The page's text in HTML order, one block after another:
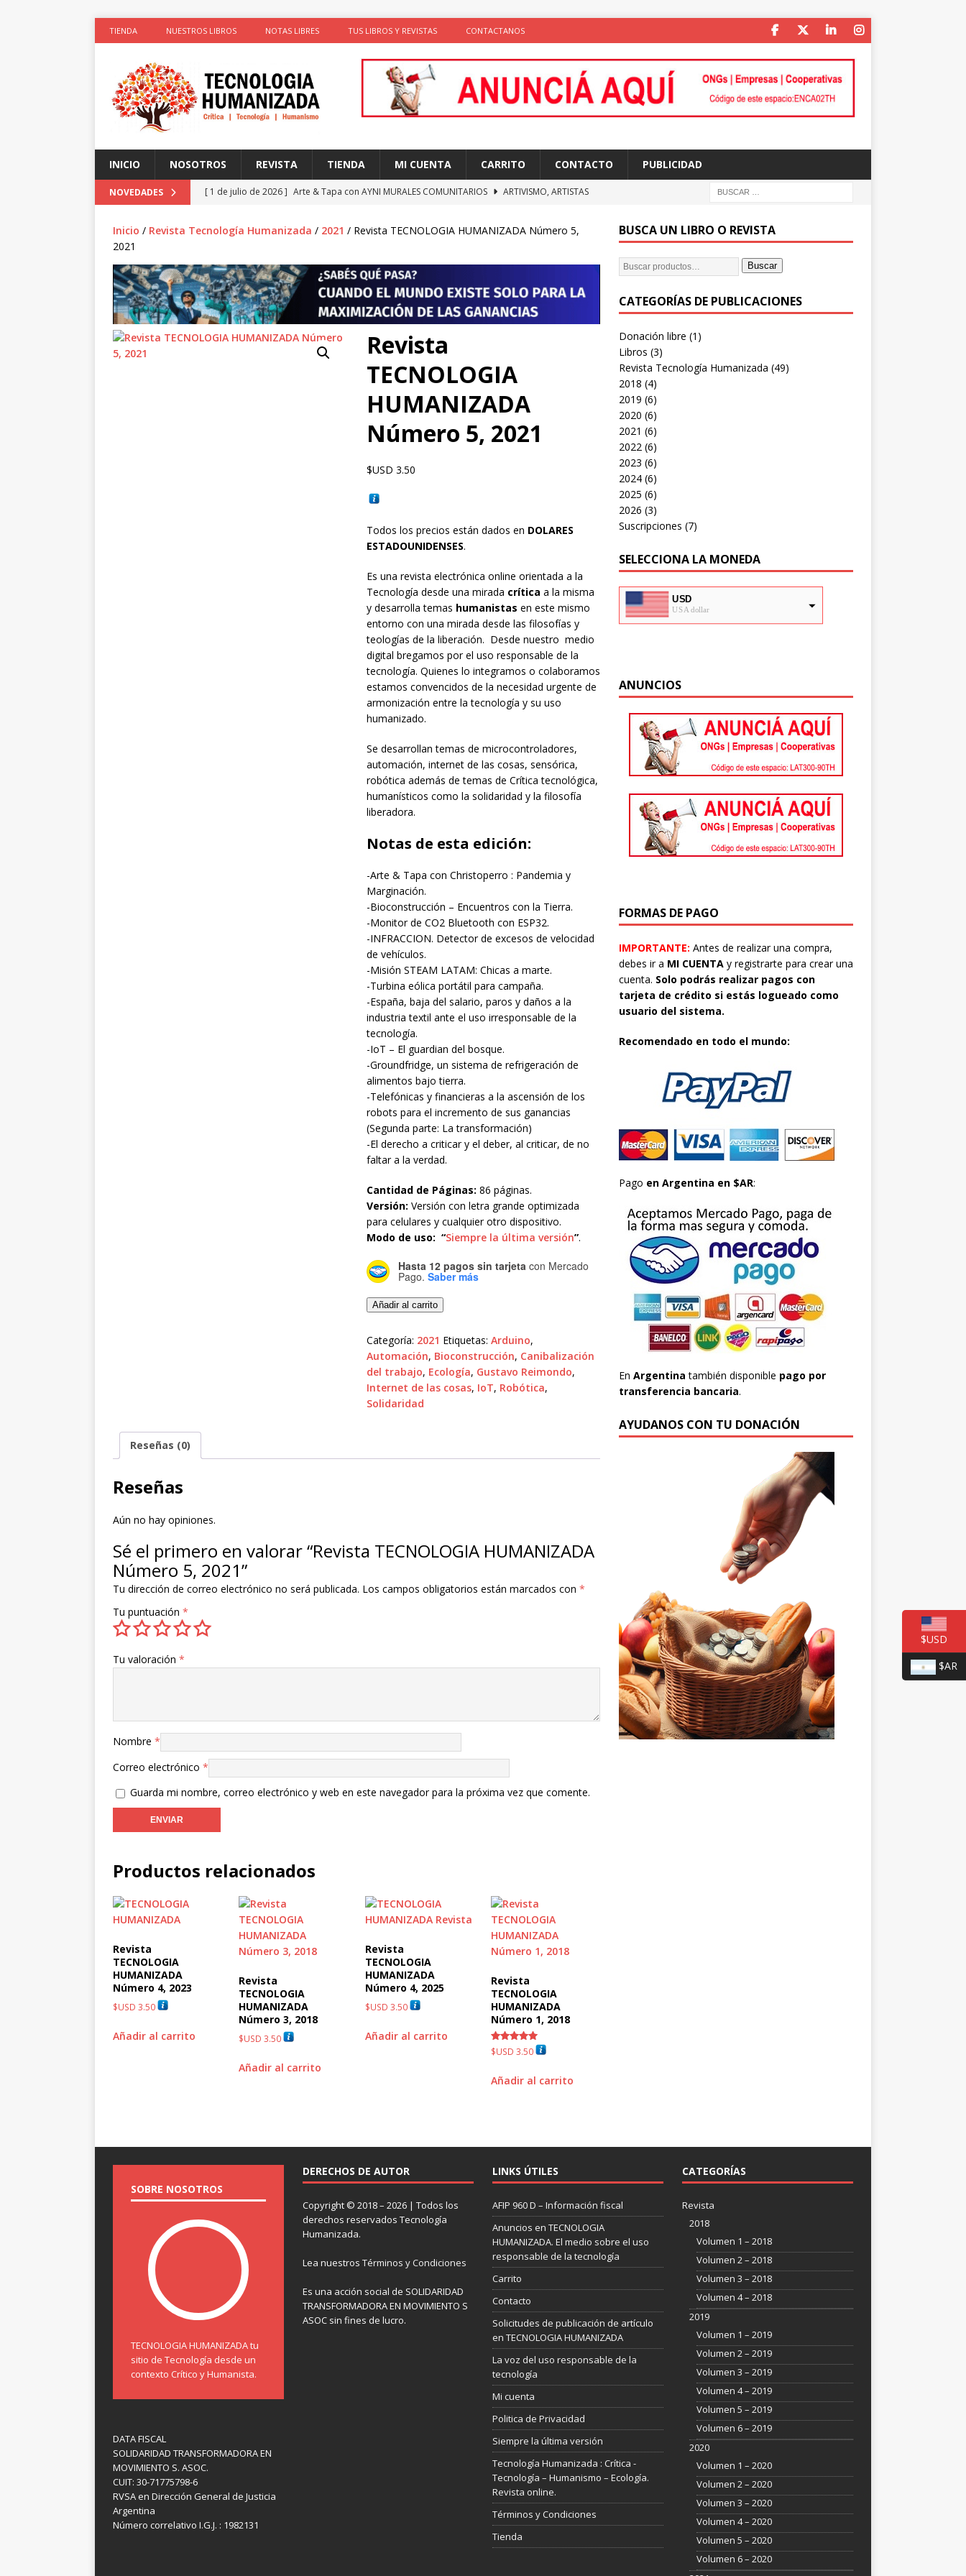
TIENDA NUESTROS LIBROS NOTAS LIBRES TUS LIBROS Y REVISTAS CONTACTANOS
INICIO NOSOTROS REVISTA TIENDA MI CUENTA CARRITO CONTACTO PUBLICIDAD
NOVEDADES [ 1 de julio de 2026 ] Arte & Tapa con AYNI MURALES COMUNITARIOS
ARTIVISMO, ARTISTAS
[ 1 de julio de 2026 ]
colonizadores (Segunda parte)
SOLIDARIDAD
[ 1 de julio de 2026 ] La ciencia como conocimiento situado: transformación del saber desde
el cuerpo
ESPIRITUALIDAD
[ 1 de julio de 2026 ] Robo de identidad digital a personas en situación de calle
TECNOLOGIA HUMANIZADA – Revista Número 3, 2026
Inicio / Revista Tecnología Humanizada / 2021 / Revista TECNOLOGIA HUMANIZADA Número 5,
2021
Revista
TECNOLOGIA
HUMANIZADA
Número 5, 2021
$USD 3.50
Todos los precios están dados en DOLARES
ESTADOUNIDENSES.
Es una revista electrónica online orientada a la
Tecnología desde una mirada crítica a la misma
y desarrolla temas humanistas en este mismo
entorno con una mirada desde las filosofías y
teologías de la liberación. Desde nuestro medio
digital bregamos por el uso responsable de la
tecnología. Quienes lo integramos o colaboramos
estamos convencidos de la necesidad urgente de
armonización entre la tecnología y su uso
humanizado.
Se desarrollan temas de microcontroladores,
automación, internet de las cosas, sensórica,
robótica además de temas de Crítica tecnológica,
humanísticos como la solidaridad y la filosofía
liberadora.
Notas de esta edición:
-Arte & Tapa con Christoperro : Pandemia y
Marginación.
-Bioconstrucción – Encuentros con la Tierra.
-Monitor de CO2 Bluetooth con ESP32.
-INFRACCION. Detector de excesos de velocidad
de vehículos.
-Misión STEAM LATAM: Chicas a marte.
-Turbina eólica portátil para campaña.
-España, baja del salario, paros y daños a la
industria textil ante el uso irresponsable de la
tecnología.
-IoT – El guardian del bosque.
-Groundfridge, un sistema de refrigeración de
alimentos bajo tierra.
-Telefónicas y financieras a la ascensión de los
robots para el incremento de sus ganancias
(Segunda parte: La transformación)
-El derecho a criticar y el deber, al criticar, de no
faltar a la verdad.
Cantidad de Páginas: 86 páginas.
Versión: Versión con letra grande optimizada
para celulares y cualquier otro dispositivo.
Modo de uso: “Siempre la última versión”.
Hasta 12 pagos sin tarjetacon Mercado
Pago. Saber más
Añadir al carrito
Categoría: 2021 Etiquetas: Arduino,
Automación, Bioconstrucción, Canibalización
del trabajo, Ecología, Gustavo Reimondo,
Internet de las cosas, IoT, Robótica,
Solidaridad
Reseñas (0)
Reseñas
Aún no hay opiniones.
Sé el primero en valorar “Revista TECNOLOGIA HUMANIZADA
Número 5, 2021”
Tu dirección de correo electrónico no será publicada. Los campos obligatorios están marcados con *
Tu puntuación *
Tu valoración *
Nombre *
Correo electrónico *
Guarda mi nombre, correo electrónico y web en este navegador para la próxima vez que comente.
Productos relacionados
Revista
TECNOLOGIA
HUMANIZADA
Número 4, 2023
$USD 3.50
Añadir al carrito
Revista
TECNOLOGIA
HUMANIZADA
Número 3, 2018
$USD 3.50
Añadir al carrito
Revista
TECNOLOGIA
HUMANIZADA
Número 4, 2025
$USD 3.50
Añadir al carrito
Revista
TECNOLOGIA
HUMANIZADA
Número 1, 2018
Valorado
con
$USD 3.50
Añadir al carrito
BUSCA UN LIBRO O REVISTA
Buscar
CATEGORÍAS DE PUBLICACIONES
Donación libre (1)
Libros (3)
Revista Tecnología Humanizada (49)
2018 (4)
2019 (6)
2020 (6)
2021 (6)
2022 (6)
2023 (6)
2024 (6)
2025 (6)
2026 (3)
Suscripciones (7)
SELECCIONA LA MONEDA
USD
USA dollar
ANUNCIOS
FORMAS DE PAGO
IMPORTANTE: Antes de realizar una compra,
debes ir a MI CUENTAy registrarte para crear una
cuenta. Solo podrás realizar pagos con
tarjeta de crédito si estás logueado como
usuario del sistema.
Recomendado en todo el mundo:
Pago en Argentina en $AR:
En Argentina también disponible pago por
transferencia bancaria.
AYUDANOS CON TU DONACIÓN
SOBRE NOSOTROS
TECNOLOGIA HUMANIZADA tu
sitio de Tecnología desde un
contexto Crítico y Humanista.
DATA FISCAL
SOLIDARIDAD TRANSFORMADORA EN
MOVIMIENTO S. ASOC.
CUIT: 30-71775798-6
RVSA en Dirección General de Justicia
Argentina
Número correlativo I.G.J. : 1982131
DERECHOS DE AUTOR
Copyright © 2018 – 2026 | Todos los
derechos reservados Tecnología
Humanizada.
Lea nuestros Términos y Condiciones
Es una acción social de SOLIDARIDAD
TRANSFORMADORA EN MOVIMIENTO S
ASOC sin fines de lucro.
LINKS ÚTILES
AFIP 960 D – Información fiscal
Anuncios en TECNOLOGIA
HUMANIZADA. El medio sobre el uso
responsable de la tecnología
Carrito
Contacto
Solicitudes de publicación de artículo
en TECNOLOGIA HUMANIZADA
La voz del uso responsable de la
tecnología
Mi cuenta
Politica de Privacidad
Siempre la última versión
Tecnología Humanizada : Crítica -
Tecnología – Humanismo – Ecología.
Revista online.
Términos y Condiciones
Tienda
CATEGORÍAS
Revista
2018
Volumen 1 – 2018
Volumen 2 – 2018
Volumen 3 – 2018
Volumen 4 – 2018
2019
Volumen 1 – 2019
Volumen 2 – 2019
Volumen 3 – 2019
Volumen 4 – 2019
Volumen 5 – 2019
Volumen 6 – 2019
2020
Volumen 1 – 2020
Volumen 2 – 2020
Volumen 3 – 2020
Volumen 4 – 2020
Volumen 5 – 2020
Volumen 6 – 2020
$USD
$AR